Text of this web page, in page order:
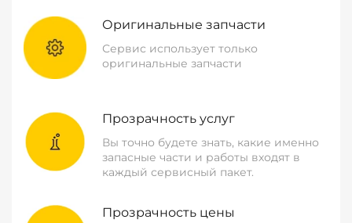
Оригинальные запчасти
Сервис использует только
оригинальные запчасти
Прозрачность услуг
Вы точно будете знать, какие именно
запасные части и работы входят в
каждый сервисный пакет.
Прозрачность цены